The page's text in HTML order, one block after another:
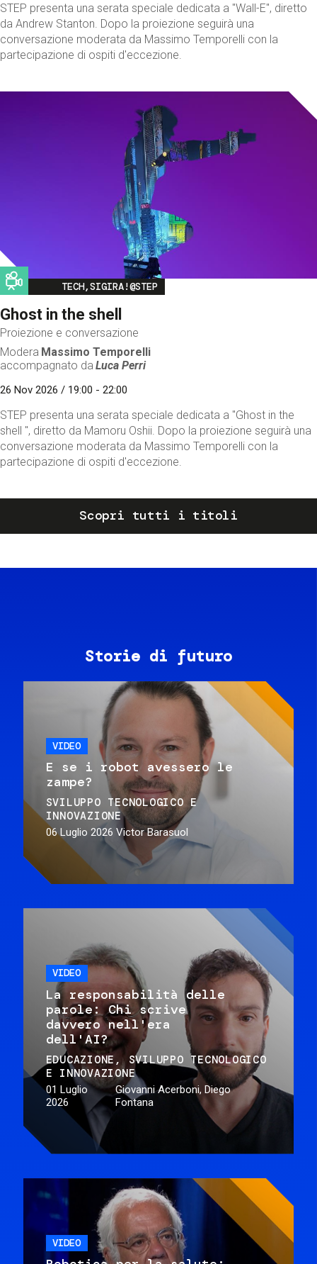
STEP presenta una serata speciale dedicata a "Wall-E", diretto
da Andrew Stanton. Dopo la proiezione seguirà una
conversazione moderata da Massimo Temporelli con la
partecipazione di ospiti d'eccezione.
Image
TECH,SIGIRA!@STEP
Ghost in the shell
Proiezione e conversazione
Modera Massimo Temporelli
accompagnato da Luca Perri
26 Nov 2026 / 19:00 - 22:00
STEP presenta una serata speciale dedicata a "Ghost in the
shell ", diretto da Mamoru Oshii. Dopo la proiezione seguirà una
conversazione moderata da Massimo Temporelli con la
partecipazione di ospiti d'eccezione.
Scopri tutti i titoli
Storie di futuro
VIDEO
E se i robot avessero le
zampe?
SVILUPPO TECNOLOGICO E
INNOVAZIONE
06 Luglio 2026 Victor Barasuol
VIDEO
La responsabilità delle
parole: Chi scrive
davvero nell'era
dell'AI?
EDUCAZIONE
SVILUPPO TECNOLOGICO
E INNOVAZIONE
01 Luglio
2026
Giovanni Acerboni, Diego
Fontana
VIDEO